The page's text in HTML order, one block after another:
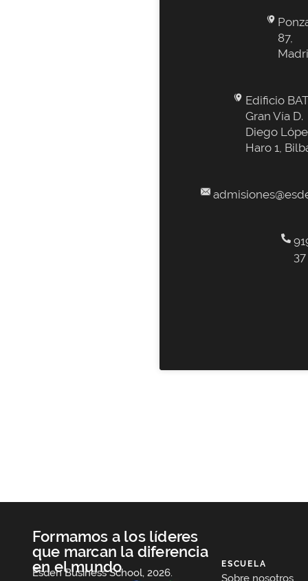
87,
Edificio
Gran Vía D.
Diego
Haro 1,
Formamos a los líderes
que marcan la diferencia
en el mundo
Esden Business School, 2026.
ESCUELA
Sobre nosotros